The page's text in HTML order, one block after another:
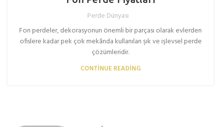
Perde Dünyası
Fon perdeler, dekorasyonun önemli bir parçası olarak evlerden
ofislere kadar pek çok mekânda kullanılan şık ve işlevsel perde
çözümleridir.
CONTINUE READING